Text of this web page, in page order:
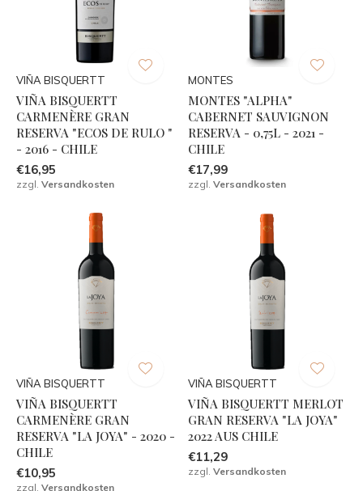
VIÑA BISQUERTT
VIÑA BISQUERTT
CARMENÈRE GRAN
RESERVA "ECOS DE RULO "
- 2016 - CHILE
€16,95
zzgl. Versandkosten
MONTES
MONTES "ALPHA"
CABERNET SAUVIGNON
RESERVA - 0,75L - 2021 -
CHILE
€17,99
zzgl. Versandkosten
VIÑA BISQUERTT
VIÑA BISQUERTT
CARMENÈRE GRAN
RESERVA "LA JOYA" - 2020 -
CHILE
€10,95
zzgl. Versandkosten
VIÑA BISQUERTT
VIÑA BISQUERTT MERLOT
GRAN RESERVA "LA JOYA"
2022 AUS CHILE
€11,29
zzgl. Versandkosten